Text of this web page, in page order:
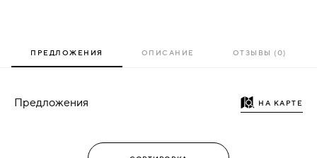
ПРЕДЛОЖЕНИЯ ОПИСАНИЕ ОТЗЫВЫ (0)
Предложения НА КАРТЕ